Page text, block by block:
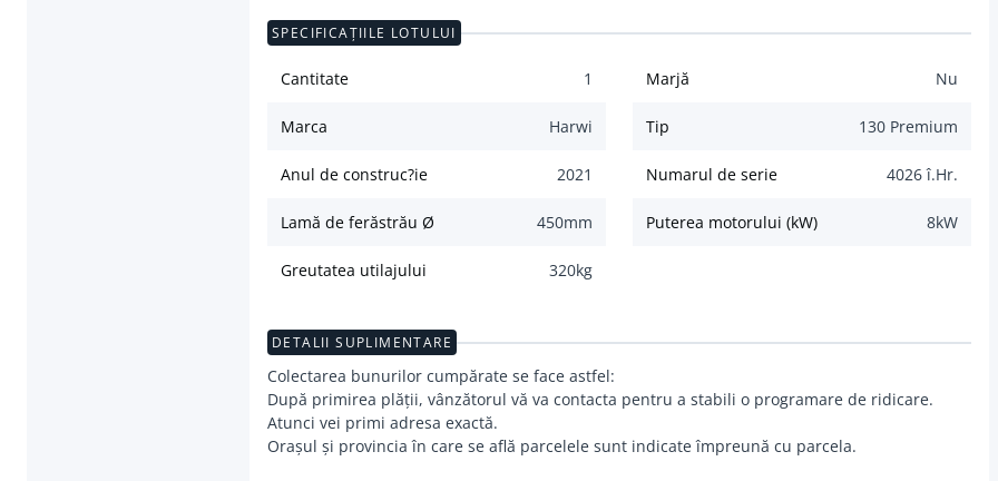
SPECIFICAȚIILE LOTULUI
Cantitate 1 Marjă Nu
Marca Harwi Tip 130 Premium
Anul de construc?ie 2021 Numarul de serie 4026 î.Hr.
Lamă de ferăstrău Ø 450mm Puterea motorului (kW) 8kW
Greutatea utilajului 320kg
DETALII SUPLIMENTARE
Colectarea bunurilor cumpărate se face astfel:
După primirea plății, vânzătorul vă va contacta pentru a stabili o programare de ridicare.
Atunci vei primi adresa exactă.
Orașul și provincia în care se află parcelele sunt indicate împreună cu parcela.